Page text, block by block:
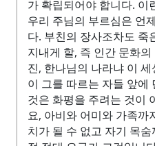
가 확립되어야 합니다. 이
우리 주님의 부르심은 언
다. 부친의 장사조차도 죽
지내게 할, 즉 인간 문화
진, 한나님의 나라냐 이
이 그를 따르는 자들 앞에
것은 화평을 주려는 것이
요, 아비와 어미와 가족까
치가 될 수 없고 자기 목